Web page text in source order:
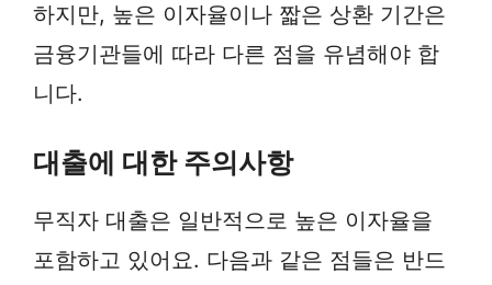
하지만, 높은 이자율이나 짧은 상환 기간은
금융기관들에 따라 다른 점을 유념해야 합
니다.
대출에 대한 주의사항
무직자 대출은 일반적으로 높은 이자율을
포함하고 있어요. 다음과 같은 점들은 반드